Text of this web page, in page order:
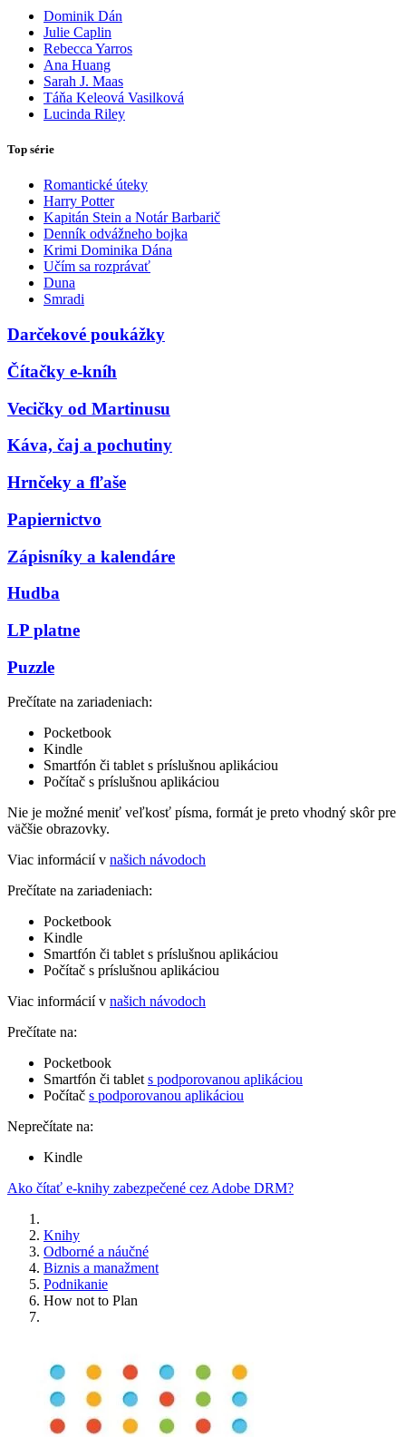
Dominik Dán
Julie Caplin
Rebecca Yarros
Ana Huang
Sarah J. Maas
Táňa Keleová Vasilková
Lucinda Riley
Top série
Romantické úteky
Harry Potter
Kapitán Stein a Notár Barbarič
Denník odvážneho bojka
Krimi Dominika Dána
Učím sa rozprávať
Duna
Smradi
Darčekové poukážky
Čítačky e-kníh
Vecičky od Martinusu
Káva, čaj a pochutiny
Hrnčeky a fľaše
Papiernictvo
Zápisníky a kalendáre
Hudba
LP platne
Puzzle
Prečítate na zariadeniach:
Pocketbook
Kindle
Smartfón či tablet s príslušnou aplikáciou
Počítač s príslušnou aplikáciou
Nie je možné meniť veľkosť písma, formát je preto vhodný skôr pre
väčšie obrazovky.
Viac informácií v našich návodoch
Prečítate na zariadeniach:
Pocketbook
Kindle
Smartfón či tablet s príslušnou aplikáciou
Počítač s príslušnou aplikáciou
Viac informácií v našich návodoch
Prečítate na:
Pocketbook
Smartfón či tablet s podporovanou aplikáciou
Počítač s podporovanou aplikáciou
Neprečítate na:
Kindle
Ako čítať e-knihy zabezpečené cez Adobe DRM?
Knihy
Odborné a náučné
Biznis a manažment
Podnikanie
How not to Plan